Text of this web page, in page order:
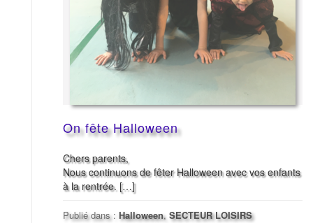
On fête Halloween
Chers parents,
Nous continuons de fêter Halloween avec vos enfants
à la rentrée. […]
Publié dans : Halloween, SECTEUR LOISIRS